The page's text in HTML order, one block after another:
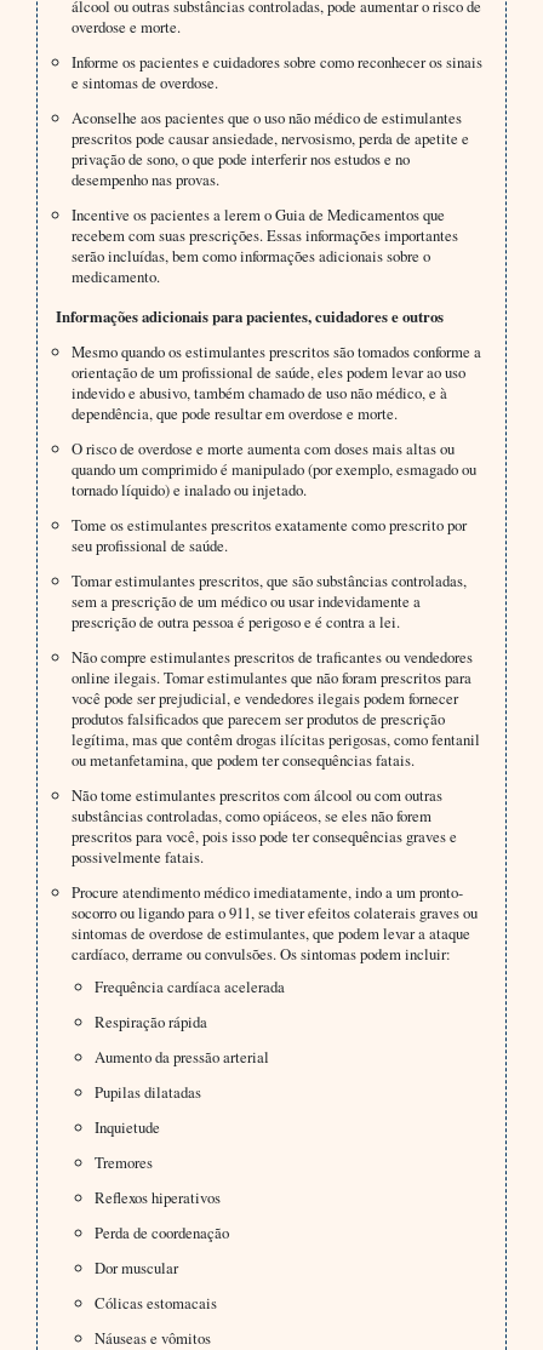
álcool ou outras substâncias controladas, pode aumentar o risco de
overdose e morte.
Informe os pacientes e cuidadores sobre como reconhecer os sinais
e sintomas de overdose.
Aconselhe aos pacientes que o uso não médico de estimulantes
prescritos pode causar ansiedade, nervosismo, perda de apetite e
privação de sono, o que pode interferir nos estudos e no
desempenho nas provas.
Incentive os pacientes a lerem o Guia de Medicamentos que
recebem com suas prescrições. Essas informações importantes
serão incluídas, bem como informações adicionais sobre o
medicamento.
Informações adicionais para pacientes, cuidadores e outros
Mesmo quando os estimulantes prescritos são tomados conforme a
orientação de um profissional de saúde, eles podem levar ao uso
indevido e abusivo, também chamado de uso não médico, e à
dependência, que pode resultar em overdose e morte.
O risco de overdose e morte aumenta com doses mais altas ou
quando um comprimido é manipulado (por exemplo, esmagado ou
tornado líquido) e inalado ou injetado.
Tome os estimulantes prescritos exatamente como prescrito por
seu profissional de saúde.
Tomar estimulantes prescritos, que são substâncias controladas,
sem a prescrição de um médico ou usar indevidamente a
prescrição de outra pessoa é perigoso e é contra a lei.
Não compre estimulantes prescritos de traficantes ou vendedores
online ilegais. Tomar estimulantes que não foram prescritos para
você pode ser prejudicial, e vendedores ilegais podem fornecer
produtos falsificados que parecem ser produtos de prescrição
legítima, mas que contêm drogas ilícitas perigosas, como fentanil
ou metanfetamina, que podem ter consequências fatais.
Não tome estimulantes prescritos com álcool ou com outras
substâncias controladas, como opiáceos, se eles não forem
prescritos para você, pois isso pode ter consequências graves e
possivelmente fatais.
Procure atendimento médico imediatamente, indo a um pronto-
socorro ou ligando para o 911, se tiver efeitos colaterais graves ou
sintomas de overdose de estimulantes, que podem levar a ataque
cardíaco, derrame ou convulsões. Os sintomas podem incluir:
Frequência cardíaca acelerada
Respiração rápida
Aumento da pressão arterial
Pupilas dilatadas
Inquietude
Tremores
Reflexos hiperativos
Perda de coordenação
Dor muscular
Cólicas estomacais
Náuseas e vômitos